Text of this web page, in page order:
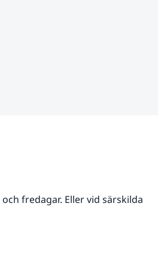
fredagar. Eller vid särskilda